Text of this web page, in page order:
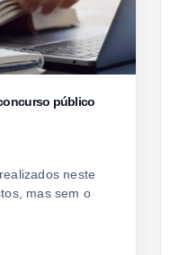
público
neste
mas sem o